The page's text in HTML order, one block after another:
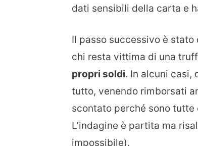
dati sensibili della carta e
Il passo successivo è
chi resta vittima di una
propri soldi. In alcuni casi,
tutto, venendo rimborsati
scontato perché sono
L’indagine è partita ma
impossibile).